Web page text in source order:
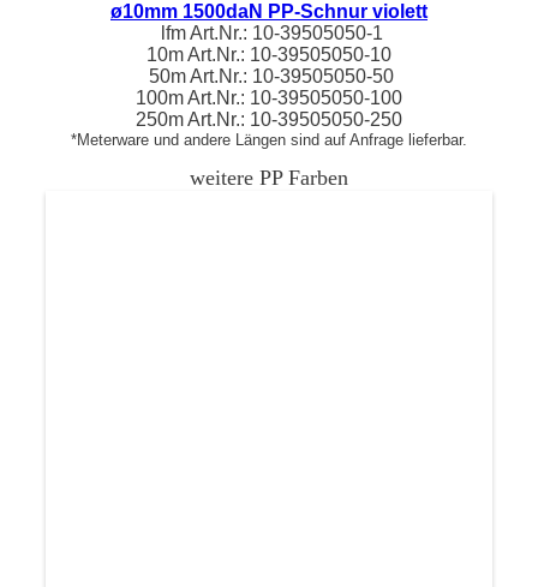
ø10mm 1500daN PP-Schnur violett
lfmArt.Nr.: 10-39505050-1
10mArt.Nr.: 10-39505050-10
50m Art.Nr.: 10-39505050-50
100m Art.Nr.: 10-39505050-100
250m Art.Nr.: 10-39505050-250
*Meterware und andere Längen sind auf Anfrage lieferbar.
weitere PP Farben